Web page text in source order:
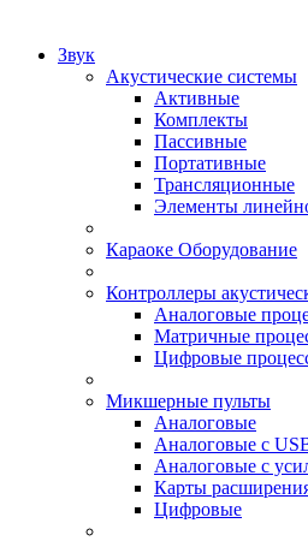
Звук
Акустические системы
Активные
Комплекты
Пассивные
Портативные
Трансляционные
Элементы
Караоке Оборудование
Контроллеры
Аналоговые
Матричные
Цифровые
Микшерные пульты
Аналоговые
Аналоговые с
Аналоговые с
Карты
Цифровые